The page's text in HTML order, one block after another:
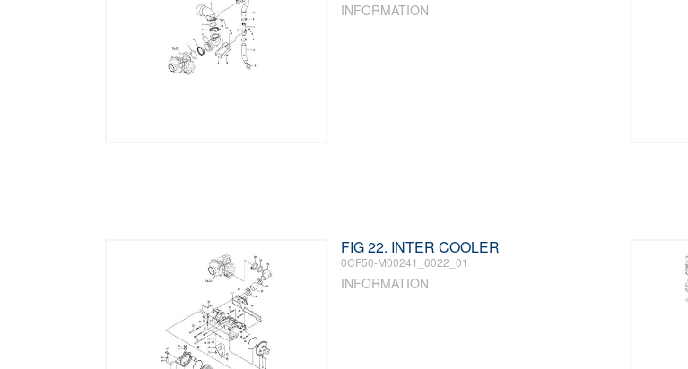
INFORMATION
FIG 22. INTER COOLER
0CF50-M00241_0022_01
INFORMATION